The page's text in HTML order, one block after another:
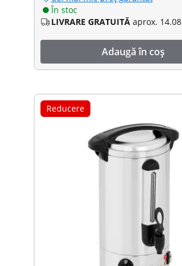
În stoc
LIVRARE GRATUITĂ aprox. 14.08
Adaugă în coș
Reducere